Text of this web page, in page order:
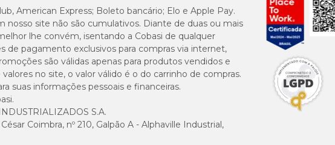
American Express; Boleto bancário; Elo e Apple Pay.
nosso site não são cumulativos. Diante de duas ou mais
lhe convém, isentando a Cobasi de qualquer
de pagamento exclusivos para compras via internet,
são válidas apenas para produtos vendidos e
no site, o valor válido é o do carrinho de compras.
suas informações pessoais e financeiras.
S.A.
Coimbra, nº 210, Galpão A - Alphaville Industrial,